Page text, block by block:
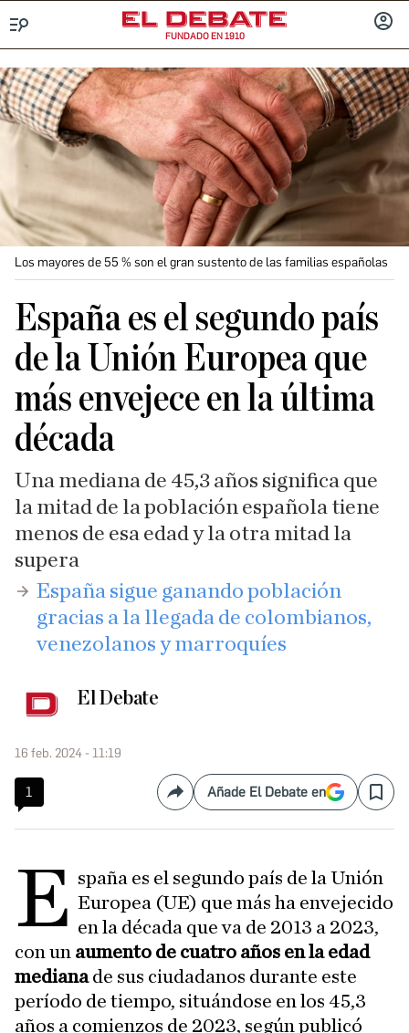
FUNDADO EN 1910
Los mayores de 55 % son el gran sustento de las familias españolas
España es el segundo país
de la Unión Europea que
más envejece en la última
década
Una mediana de 45,3 años significa que
la mitad de la población española tiene
menos de esa edad y la otra mitad la
supera
España sigue ganando población
gracias a la llegada de colombianos,
venezolanos y marroquíes
El Debate
16 feb. 2024 - 11:19
1 CompartirAñade El Debate en Save
E spaña es el segundo país de la Unión
Europea (UE) que más ha envejecido
en la década que va de 2013 a 2023,
con un aumento de cuatro años en la edad
medianade sus ciudadanos durante este
período de tiempo, situándose en los 45,3
años a comienzos de 2023, según publicó